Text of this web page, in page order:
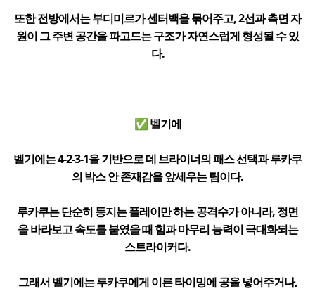
또한 전방에서는 부디미르가 센터백을 묶어주고, 2선과 측면 자
원이 그 주변 공간을 파고드는 구조가 자연스럽게 형성될 수 있
다.
✅ 벨기에
벨기에는 4-2-3-1을 기반으로 데 브라이너의 패스 선택과 루카쿠
의 박스 안 존재감을 앞세우는 팀이다.
루카쿠는 단순히 등지는 플레이만 하는 공격수가 아니라, 정면
을 바라보고 속도를 붙였을 때 힘과 마무리 능력이 극대화되는
스트라이커다.
그래서 벨기에는 루카쿠에게 이른 타이밍에 공을 넣어주거나,